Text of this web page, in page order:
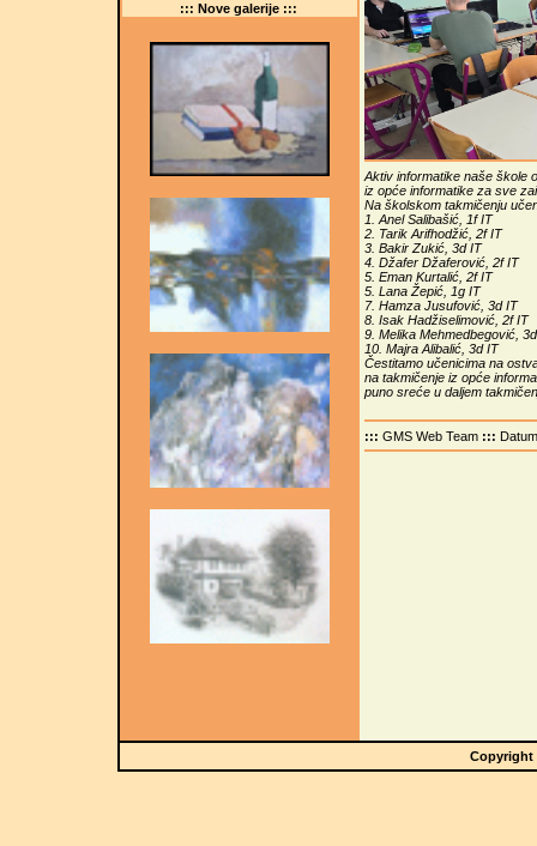
::: Nove galerije :::
Aktiv informatike naše škole
iz opće informatike za sve
Na školskom takmičenju
1. Anel Salibašić, 1f IT
2. Tarik Arifhodžić, 2f IT
3. Bakir Zukić, 3d IT
4. Džafer Džaferović, 2f IT
5. Eman Kurtalić, 2f IT
5. Lana Žepić, 1g IT
7. Hamza Jusufović, 3d IT
8. Isak Hadžiselimović, 2f IT
9. Melika Mehmedbegović,
10. Majra Alibalić, 3d IT
Čestitamo učenicima na
na takmičenje iz opće
puno sreće u daljem
::: GMS Web Team :::
Copyright